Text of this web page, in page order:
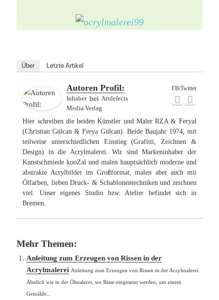
Über Letzte Artikel
FB/Twitter
Autoren Profil:
Inhaberbei Artdefects
Media Verlag
Hier schreiben die beiden Künstler und Maler RZA & Feryal
(Christian Gülcan & Ferya Gülcan). Beide Baujahr 1974, mit
teilweise unterschiedlichen Einstieg (Grafitti, Zeichnen &
Design) in die Acrylmalerei. Wir sind Markeninhaber der
Kunstschmiede kooZal und malen hauptsächlich moderne und
abstrakte Acrylbilder im Großformat, malen aber auch mit
Ölfarben, lieben Druck- & Schablonentechniken und zeichnen
viel. Unser eigenes Studio bzw. Atelier befindet sich in
Bremen.
Mehr Themen:
Anleitung zum Erzeugen von Rissen in der
Acrylmalerei Anleitung zum Erzeugen von Rissen in der Acrylmalerei
Ähnlich wie in der Ölmalerei, wo Risse eingesetzt werden, um einem
Gemälde...